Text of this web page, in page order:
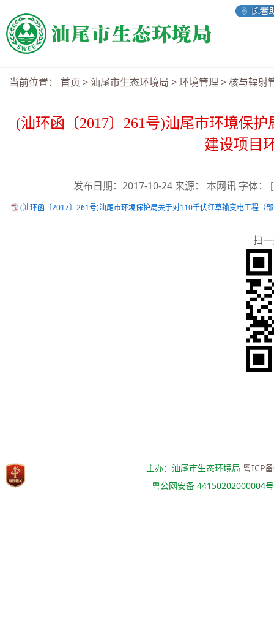
当前位置： 首页 > 汕尾市生态环境局 >环境管理 >核与辐射
(汕环函〔2017〕261号)汕尾市环境保
建设项目
发布日期：2017-10-24 来源： 本网讯 字体：
(汕环函〔2017〕261号)汕尾市环境保护局关于对110千伏红草输变电工程（
扫
主办：汕尾市生态环境局粤ICP
粤公网安备 44150202000004号